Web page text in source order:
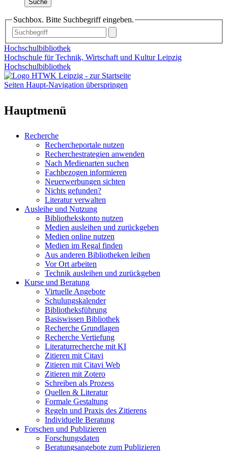
Suche
Suchbox. Bitte Suchbegriff eingeben.
Hochschulbibliothek
Hochschule für Technik, Wirtschaft und Kultur Leipzig
Hochschulbibliothek
Seiten Haupt-Navigation überspringen
Hauptmenü
Recherche
Rechercheportale nutzen
Recherchestrategien anwenden
Nach Medienarten suchen
Fachbezogen informieren
Neuerwerbungen sichten
Nichts gefunden?
Literatur verwalten
Ausleihe und Nutzung
Bibliothekskonto nutzen
Medien ausleihen und zurückgeben
Medien online nutzen
Medien im Regal finden
Aus anderen Bibliotheken leihen
Vor Ort arbeiten
Technik ausleihen und zurückgeben
Kurse und Beratung
Virtuelle Angebote
Schulungskalender
Bibliotheksführung
Basiswissen Bibliothek
Recherche Grundlagen
Recherche Vertiefung
Literaturrecherche mit KI
Zitieren mit Citavi
Zitieren mit Citavi Web
Zitieren mit Zotero
Schreiben als Prozess
Quellen & Literatur
Formale Gestaltung
Regeln und Praxis des Zitierens
Individuelle Beratung
Forschen und Publizieren
Forschungsdaten
Beratungsangebote zum Publizieren